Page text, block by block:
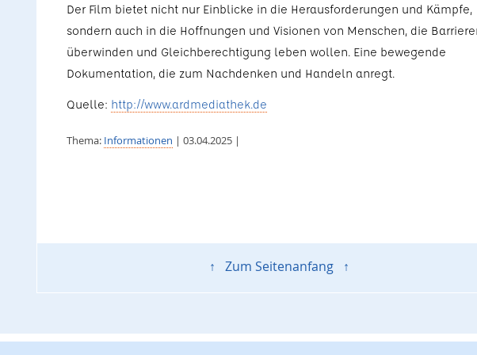
Der Film bietet nicht nur Einblicke in die Herausforderungen und Kämpfe,
sondern auch in die Hoffnungen und Visionen von Menschen, die
überwinden und Gleichberechtigung leben wollen. Eine bewegende
Dokumentation, die zum Nachdenken und Handeln anregt.
Quelle: http://www.ardmediathek.de
Thema: Informationen | 03.04.2025 |
↑ Zum Seitenanfang ↑